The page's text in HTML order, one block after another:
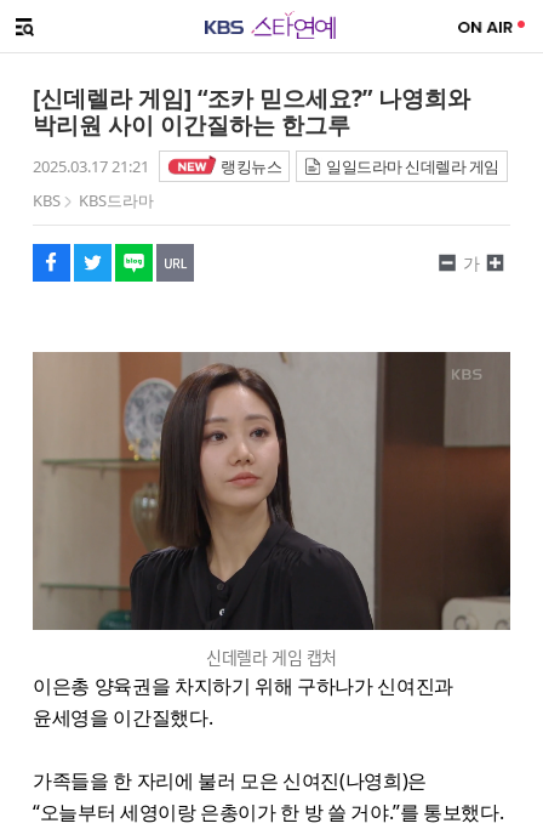
메뉴 열기
[신데렐라 게임] “조카 믿으세요?” 나영희와
박리원 사이 이간질하는 한그루
2025.03.17 21:21 랭킹뉴스
일일드라마 신데렐라 게임
KBS
KBS드라마
페이스북
트위터
네이버
URL복사
글씨 작게보기
가
글씨 크게보기
신데렐라 게임 캡처
이은총 양육권을 차지하기 위해 구하나가 신여진과
윤세영을 이간질했다.
가족들을 한 자리에 불러 모은 신여진(나영희)은
“오늘부터 세영이랑 은총이가 한 방 쓸 거야.”를 통보했다.